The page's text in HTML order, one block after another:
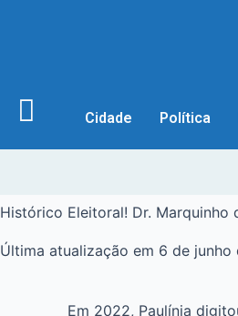
Cidade Política
Histórico Eleitoral! Dr.
Última atualização em 6 de junho
Em 2022, Paulínia